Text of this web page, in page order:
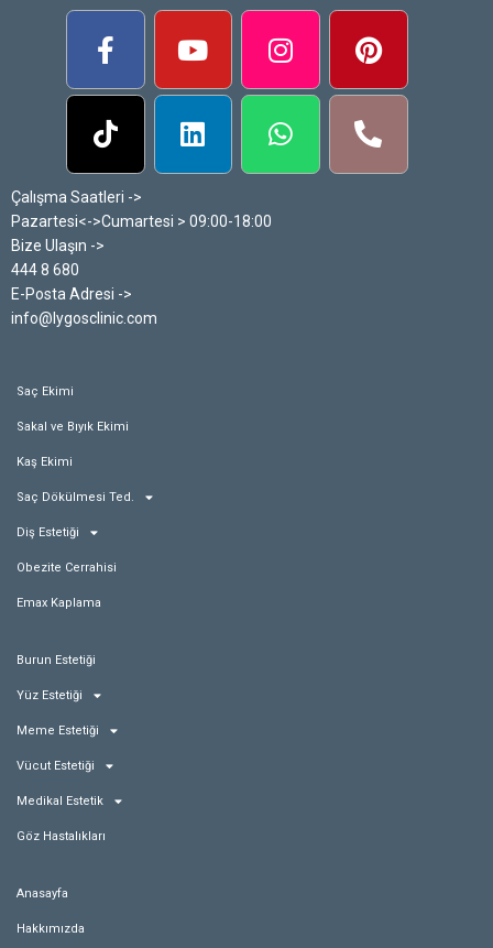
Çalışma Saatleri ->
Pazartesi<->Cumartesi > 09:00-18:00
Bize Ulaşın ->
444 8 680
E-Posta Adresi ->
info@lygosclinic.com
Saç Ekimi
Sakal ve Bıyık Ekimi
Kaş Ekimi
Saç Dökülmesi Ted.
Diş Estetiği
Obezite Cerrahisi
Emax Kaplama
Burun Estetiği
Yüz Estetiği
Meme Estetiği
Vücut Estetiği
Medikal Estetik
Göz Hastalıkları
Anasayfa
Hakkımızda